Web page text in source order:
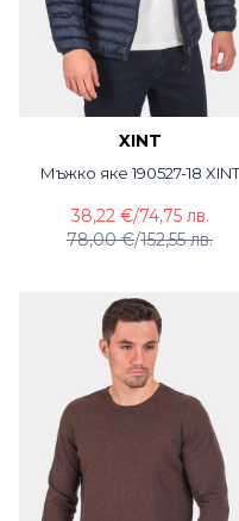
XINT
Мъжко яке 190527-18 XINT
78,00 €/152,55 лв.
38,22 €/74,75 лв.